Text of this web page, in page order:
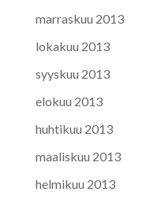
marraskuu 2013
lokakuu 2013
syyskuu 2013
elokuu 2013
huhtikuu 2013
maaliskuu 2013
helmikuu 2013